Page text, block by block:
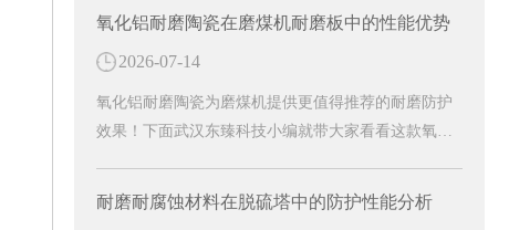
保型的白色刚玉耐磨防护材料。成为工业烟风管道长
氧化铝耐磨陶瓷在磨煤机耐磨板中的性能优势
2026-07-14
氧化铝耐磨陶瓷为磨煤机提供更值得推荐的耐磨防护
效果！下面武汉东臻科技小编就带大家看看这款氧化
耐磨耐腐蚀材料在脱硫塔中的防护性能分析